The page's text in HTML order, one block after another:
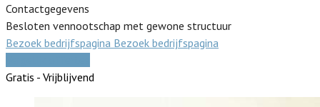
Contactgegevens
Besloten vennootschap met gewone structuur
Bezoek bedrijfspagina Bezoek bedrijfspagina
Gratis - Vrijblijvend